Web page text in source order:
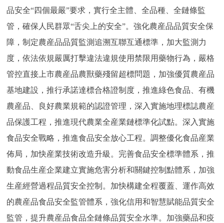
品安全“四個最嚴”要求，實行全主體、全品種、全鏈條監
管，確保人民群眾“舌尖上的安全”。強化農産品品質安全保
障，制定農産品品質監測追溯互聯互通標準，加大監測力
度，依法依規嚴厲打擊違法違規使用禁限用藥物行為，嚴格
管控直接上市農産品農獸藥殘留超標問題，加強優質農産品
基地建設，推行承諾達標合格證制度，推進綠色食品、有機
農産品、良好農業規範的認證管理，深入實施地理標誌農産
品保護工程，推進現代農業全産業鏈標準化試點。深入實施
食品安全戰略，推進食品安全放心工程。調整優化食品産業
佈局，加快産業技術改造升級。完善食品安全標準體系，推
動食品生産企業建立實施危害分析和關鍵控制點體系，加強
生産經營過程品質安全控制。加快構建全程覆蓋、運作高效
的農産品食品安全監管體系，強化信用和智慧賦能品質安全
監管，提升農産品食品全鏈條品質安全水準。加強藥品和疫